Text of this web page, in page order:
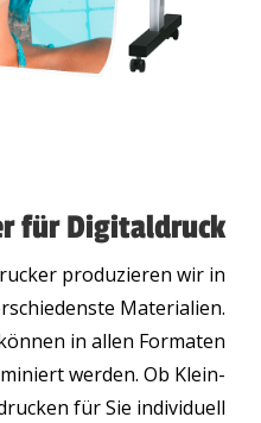
für Digitaldruck
produzieren wir in
Materialien.
in allen Formaten
werden. Ob Klein-
für Sie individuell